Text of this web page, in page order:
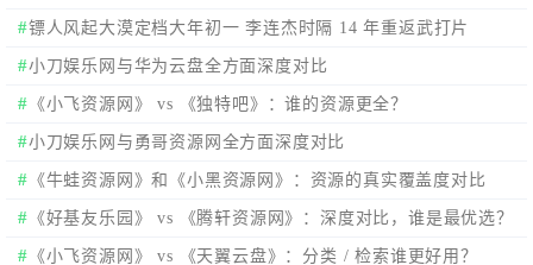
镖人风起大漠定档大年初一 李连杰时隔 14 年重返武打片
小刀娱乐网与华为云盘全方面深度对比
《小飞资源网》 vs 《独特吧》：谁的资源更全？
小刀娱乐网与勇哥资源网全方面深度对比
《牛蛙资源网》和《小黑资源网》：资源的真实覆盖度对比
《好基友乐园‌》 vs 《腾轩资源网》：深度对比，谁是最优选？
《小飞资源网》 vs 《天翼云盘》：分类 / 检索谁更好用？